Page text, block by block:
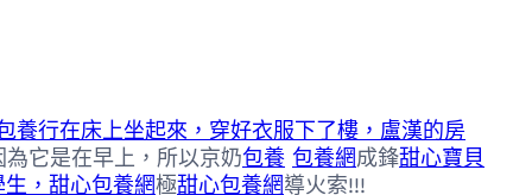
養行在床上坐起來，穿好衣服下了樓，盧漢的房
它是在早上，所以京奶包養 包養網成鋒甜心寶貝
，甜心包養網極甜心包養網導火索!!!